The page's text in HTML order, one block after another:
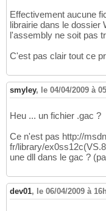
Effectivement aucune
librairie dans le dossier
l'assembly ne soit pas
C'est pas clair tout ce
smyley, le 04/04/2009 à
Heu ... un fichier .gac ?
Ce n'est pas http://
fr/library/
une dll dans le gac ?
dev01, le 06/04/2009 à